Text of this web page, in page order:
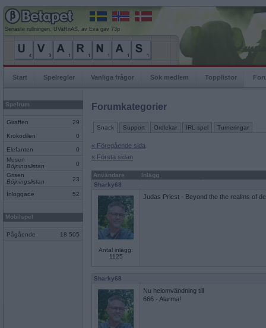
Senaste rullningen, UVaRnAS, av Eva gav 73p
Start Spelregler Vanliga frågor Sök medlem Topplistor
Spelrum
Giraffen 29
Krokodilen 0
Elefanten
0
Musen
Böjningslistan
0
Grisen
Böjningslistan
23
Inloggade 52
Mobilspel
Pågående 18 505
Forumkategorier
Snack Support Ordlekar IRL-spel Turneringar
« Föregående sida
« Första sidan
Användare
Inlägg
Sharky68
Antal inlägg:
1125
Judas Priest - Beyond the the realms of
Sharky68
Nu helomvändning till
666 - Alarma!